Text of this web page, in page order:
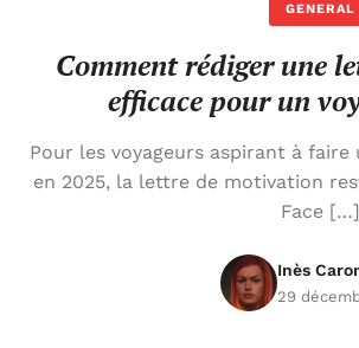
GENERAL
Comment rédiger une
efficace pour un
Pour les voyageurs aspirant à
en 2025, la lettre de motivation
Face […]
Inès
29